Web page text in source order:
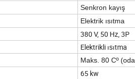
Senkron kayış
Elektrik ısıtma
380 V, 50 Hz, 3P
Elektrikli ısıtma
Maks. 80 Cº (oda
65 kw